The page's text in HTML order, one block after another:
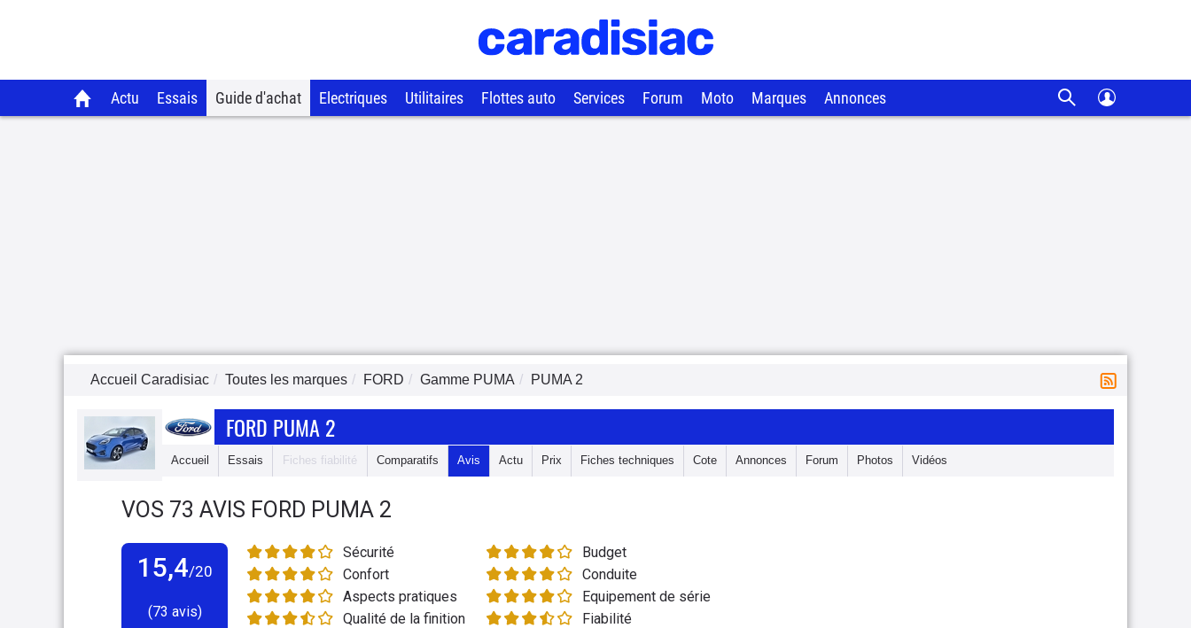
Actu Essais Guide d'achat Electriques Utilitaires Flottes auto Services Forum Moto Marques Annonces
Accueil Caradisiac Toutes les marques FORD Gamme PUMA PUMA 2
FORD PUMA 2
Accueil Essais Fiches fiabilité Comparatifs Avis Actu Prix Fiches techniques Cote Annonces Forum Photos Vidéos
VOS 73 AVIS FORD PUMA 2
15,4/20
(73 avis)
Sécurité
Budget
Confort
Conduite
Aspects pratiques
Equipement de série
Qualité de la finition
Fiabilité